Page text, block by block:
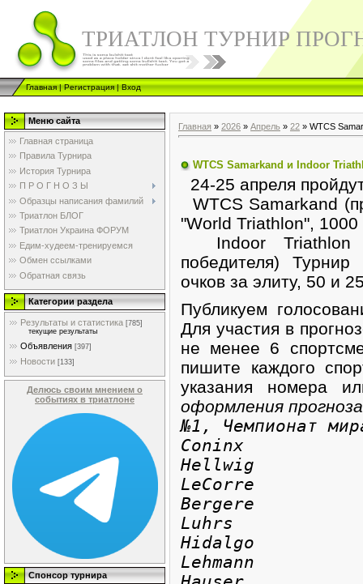
ТРИАТЛОН ТУРНИР
Главная|Регистрация|Вход
Меню сайта
Главная страница
Правила Турнира
История Турнира
П Р О Г Н О З Ы
Образцы написания фамилий
Триатлон БЛОГ
Триатлон Украина ФОРУМ
Едим-худеем-тренируемся
Обмен ссылками
Обратная связь
Категории раздела
Результаты и статистика [785]
текущие результаты
Объявления [397]
Новости [133]
Делюсь своим мнением о
событиях в триатлоне
Спонсор турнира
Главная » 2026 » Апрель » 22 » WTCS
WTCS Samarkand и Indoor
24-25 апреля
WTCS Samarkand
"World Triathlon", 1000
Indoor Triathlon
победителя)
очков за элиту, 50 и
Публикуем
Для участия в
не менее 6
пишите каждого
указания номера
оформления
№1, Чемпионат
Coninx
Hellwig
LeCorre
Bergere
Luhrs
Hidalgo
Lehmann